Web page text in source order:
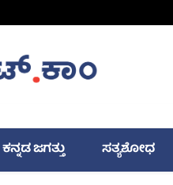
ಕನ್ನಡ ಜಗತ್ತು ಸತ್ಯಶೋಧ